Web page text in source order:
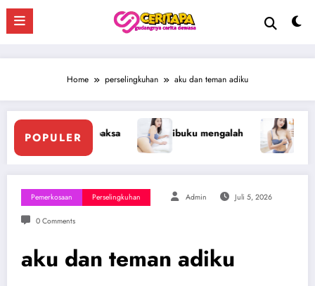
Skip
content
Home perselingkuhan aku dan teman adiku
POPULER
ibuku mengalah Treesome Dengan Penis Besar
Pemerkosaan Perselingkuhan Admin Juli 5, 2026
0 Comments
aku dan teman adiku